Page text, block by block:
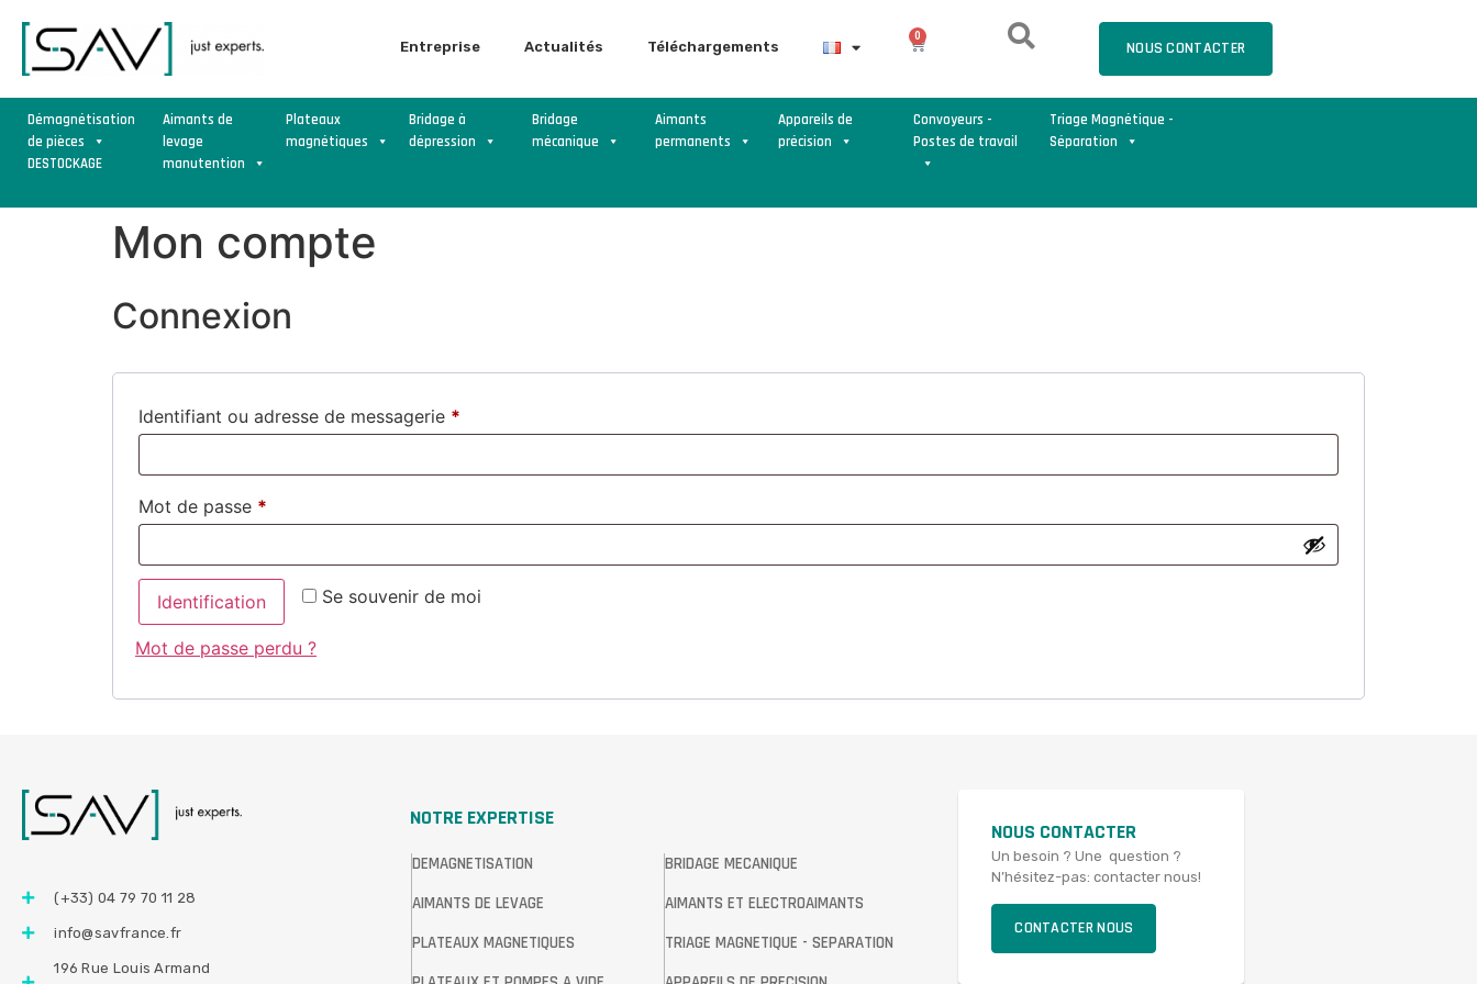
Entreprise Actualités Téléchargements
0
NOUS CONTACTER
Démagnétisation
de pièces
Aimants de
levage
manutention
Plateaux
magnétiques
Bridage à
dépression
Bridage
mécanique
Aimants
permanents
Appareils de
précision
Convoyeurs -
Postes de travail
Triage Magnétique -
Séparation
DESTOCKAGE
Mon compte
Connexion
Identifiant ou adresse de messagerie *
Mot de passe *
Se souvenir de moi
Identification
Mot de passe perdu ?
(+33) 04 79 70 11 28
info@savfrance.fr
196 Rue Louis Armand
NOTRE EXPERTISE
DEMAGNETISATION
AIMANTS DE LEVAGE
PLATEAUX MAGNETIQUES
BRIDAGE MECANIQUE
AIMANTS ET ELECTROAIMANTS
TRIAGE MAGNETIQUE - SEPARATION
NOUS CONTACTER
Un besoin ? Une question ?
N’hésitez-pas: contacter nous!
CONTACTER NOUS